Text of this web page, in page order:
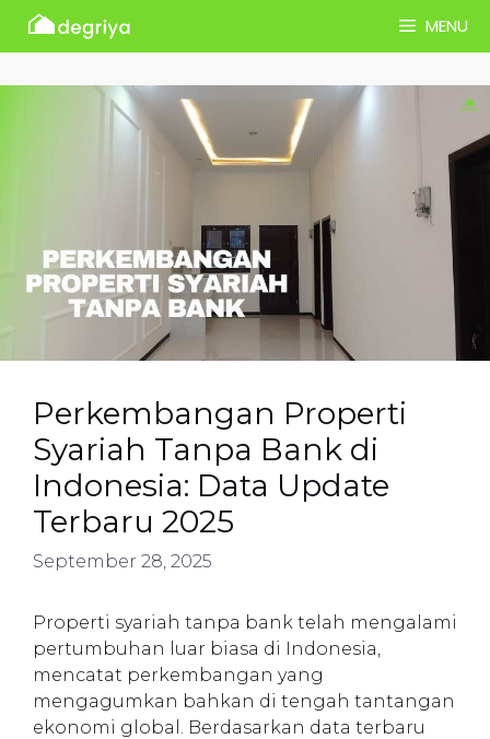
Skip
MENU
Perkembangan Properti
Syariah Tanpa Bank di
Indonesia: Data Update
Terbaru 2025
September 28, 2025
Properti syariah tanpa bank telah mengalami
pertumbuhan luar biasa di Indonesia,
mencatat perkembangan yang
mengagumkan bahkan di tengah tantangan
ekonomi global. Berdasarkan data terbaru